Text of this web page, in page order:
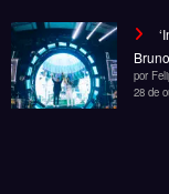
por
28 de